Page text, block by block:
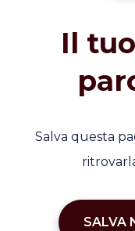
Il
Salva questa
SALVA